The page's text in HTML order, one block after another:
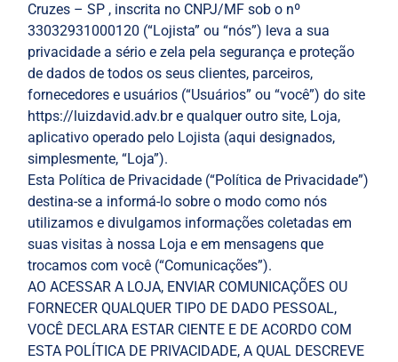
Cruzes – SP , inscrita no CNPJ/MF sob o nº
33032931000120 (“Lojista” ou “nós”) leva a sua
privacidade a sério e zela pela segurança e proteção
de dados de todos os seus clientes, parceiros,
fornecedores e usuários (“Usuários” ou “você”) do site
https://luizdavid.adv.br e qualquer outro site, Loja,
aplicativo operado pelo Lojista (aqui designados,
simplesmente, “Loja”).
Esta Política de Privacidade (“Política de Privacidade”)
destina-se a informá-lo sobre o modo como nós
utilizamos e divulgamos informações coletadas em
suas visitas à nossa Loja e em mensagens que
trocamos com você (“Comunicações”).
AO ACESSAR A LOJA, ENVIAR COMUNICAÇÕES OU
FORNECER QUALQUER TIPO DE DADO PESSOAL,
VOCÊ DECLARA ESTAR CIENTE E DE ACORDO COM
ESTA POLÍTICA DE PRIVACIDADE, A QUAL DESCREVE